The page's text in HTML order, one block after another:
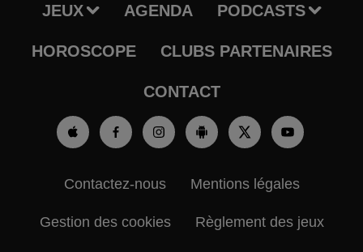
JEUX AGENDA PODCASTS
HOROSCOPE CLUBS PARTENAIRES
CONTACT
Contactez-nous Mentions légales
Gestion des cookies Règlement des jeux